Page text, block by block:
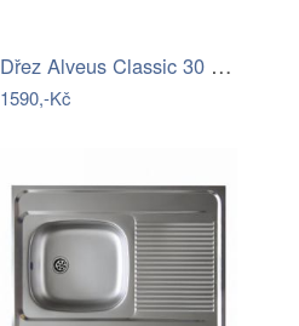
Dřez Alveus Classic 30 nerez 1009329
1590,-Kč